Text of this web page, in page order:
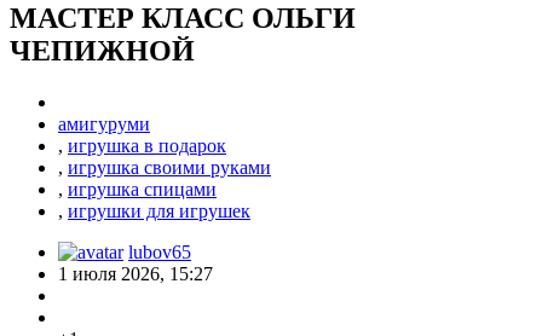
МАСТЕР КЛАСС ОЛЬГИ
ЧЕПИЖНОЙ
амигуруми
, игрушка в подарок
, игрушка своими руками
, игрушка спицами
, игрушки для игрушек
lubov65
1 июля 2026, 15:27